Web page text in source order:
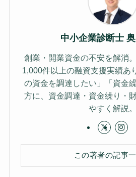
中小企業診断士
創業・開業資金の不安を解消
1,000件以上の融資支援実績あ
の資金を調達したい」「資金
方に、資金調達・資金繰り・
やすく解説。
この著者の記事